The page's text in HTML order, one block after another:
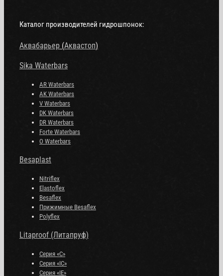
Каталог производителей гидрошпонок:
Аквабарьер (Аквастоп)
Sika Waterbars
AR Waterbars
AK Waterbars
V Waterbars
DK Waterbars
DR Waterbars
Forte Waterbars
O Waterbars
Besaplast
Nitriflex
Elastoflex
Besaflex
Прижимные Besaflex
Polyflex
Litaproof (Литапруф)
Серия «С»
Серия «IC»
Серия «IE»